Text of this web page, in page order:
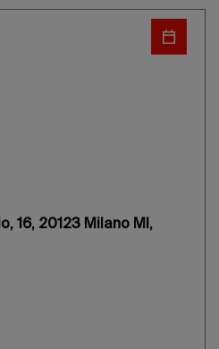
16, 20123 Milano MI,